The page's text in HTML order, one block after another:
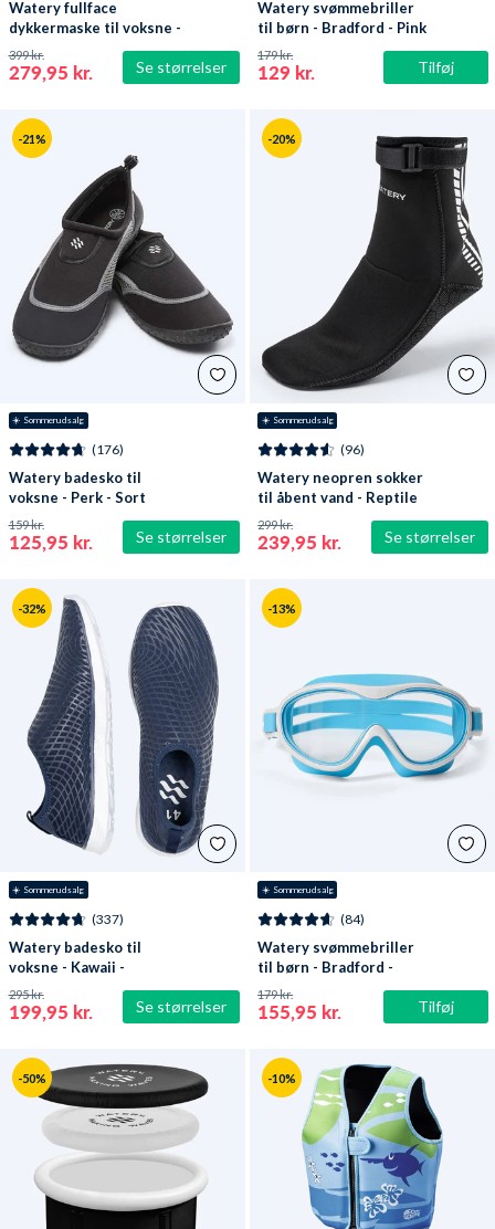
Se størrelser
Watery fullface
dykkermaske til voksne -
Oxygen - Sort
279,95 kr.
399 kr.
Tilføj
Watery svømmebriller
til børn - Bradford - Pink
129 kr.
179 kr.
-21%
☀️ Sommerudsalg
Se størrelser
(176)
Watery badesko til
voksne - Perk - Sort
125,95 kr.
159 kr.
-20%
☀️ Sommerudsalg
Se størrelser
(96)
Watery neopren sokker
til åbent vand - Reptile
(3 mm) - Sort
239,95 kr.
299 kr.
-32%
☀️ Sommerudsalg
Se størrelser
(337)
Watery badesko til
voksne - Kawaii -
Mørkeblå
199,95 kr.
295 kr.
-13%
☀️ Sommerudsalg
Tilføj
(84)
Watery svømmebriller
til børn - Bradford -
Blå/hvid
155,95 kr.
179 kr.
-50% -10%